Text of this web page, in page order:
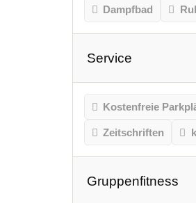
Dampfbad
Service
Kostenfreie
Zeitschriften
Gruppenfitness